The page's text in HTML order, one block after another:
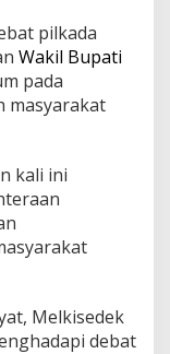
pilkada
Wakil Bupati
pada
masyarakat
kali ini
Melkisedek
debat